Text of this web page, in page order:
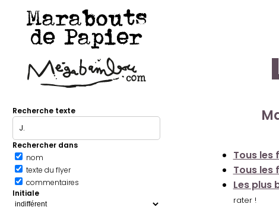
Marabouts
de Papier
Recherche texte
Rechercher dans
nom
texte du flyer
commentaires
Initiale
Tous les
Tous les
Les plus
rater !